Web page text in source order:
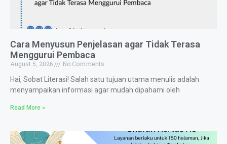
Cara Menyusun Penjelasan agar Tidak Terasa
Menggurui Pembaca
August 5, 2026
No Comments
Hai, Sobat Literasi! Salah satu tujuan utama menulis adalah
menyampaikan informasi agar mudah dipahami oleh
Read More »